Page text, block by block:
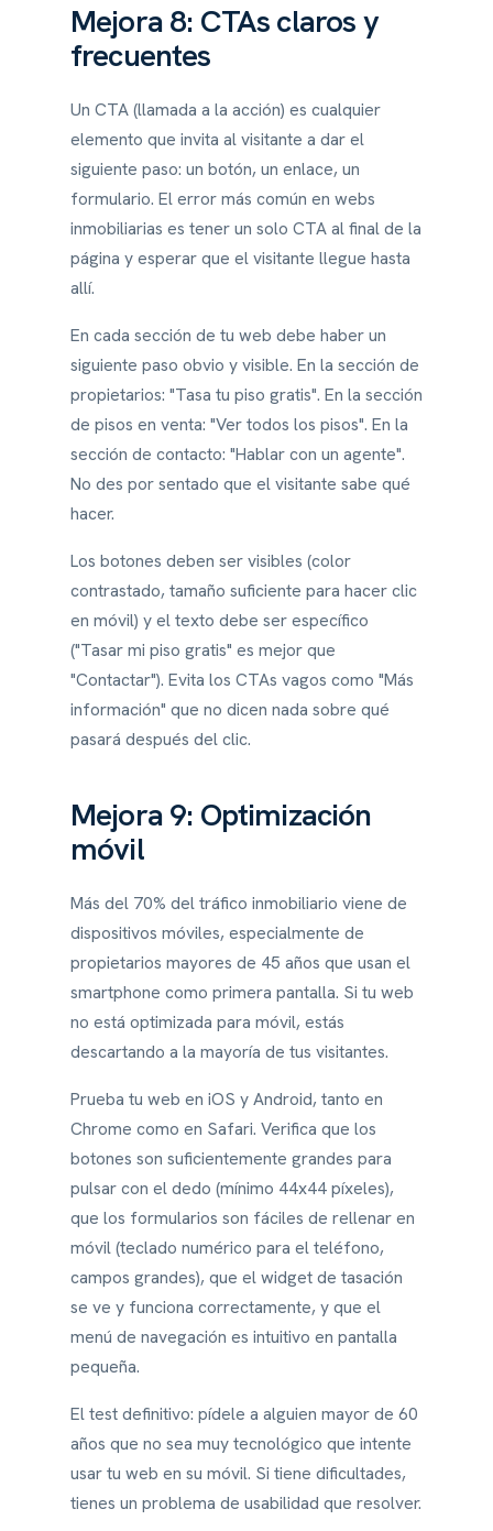
Mejora 8: CTAs claros y
frecuentes
Un CTA (llamada a la acción) es cualquier
elemento que invita al visitante a dar el
siguiente paso: un botón, un enlace, un
formulario. El error más común en webs
inmobiliarias es tener un solo CTA al final de la
página y esperar que el visitante llegue hasta
allí.
En cada sección de tu web debe haber un
siguiente paso obvio y visible. En la sección de
propietarios: "Tasa tu piso gratis". En la sección
de pisos en venta: "Ver todos los pisos". En la
sección de contacto: "Hablar con un agente".
No des por sentado que el visitante sabe qué
hacer.
Los botones deben ser visibles (color
contrastado, tamaño suficiente para hacer clic
en móvil) y el texto debe ser específico
("Tasar mi piso gratis" es mejor que
"Contactar"). Evita los CTAs vagos como "Más
información" que no dicen nada sobre qué
pasará después del clic.
Mejora 9: Optimización
móvil
Más del 70% del tráfico inmobiliario viene de
dispositivos móviles, especialmente de
propietarios mayores de 45 años que usan el
smartphone como primera pantalla. Si tu web
no está optimizada para móvil, estás
descartando a la mayoría de tus visitantes.
Prueba tu web en iOS y Android, tanto en
Chrome como en Safari. Verifica que los
botones son suficientemente grandes para
pulsar con el dedo (mínimo 44x44 píxeles),
que los formularios son fáciles de rellenar en
móvil (teclado numérico para el teléfono,
campos grandes), que el widget de tasación
se ve y funciona correctamente, y que el
menú de navegación es intuitivo en pantalla
pequeña.
El test definitivo: pídele a alguien mayor de 60
años que no sea muy tecnológico que intente
usar tu web en su móvil. Si tiene dificultades,
tienes un problema de usabilidad que resolver.